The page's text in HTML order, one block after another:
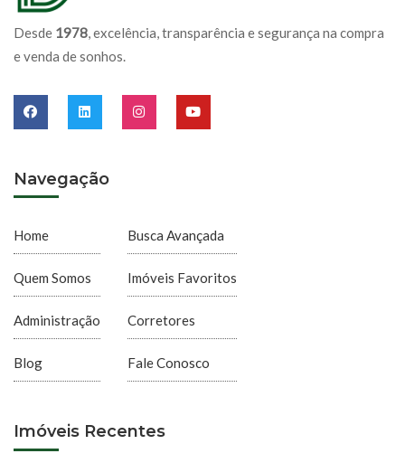
Desde 1978, excelência, transparência e segurança na compra
e venda de sonhos.
Navegação
Home
Quem Somos
Administração
Blog
Busca Avançada
Imóveis Favoritos
Corretores
Fale Conosco
Imóveis Recentes